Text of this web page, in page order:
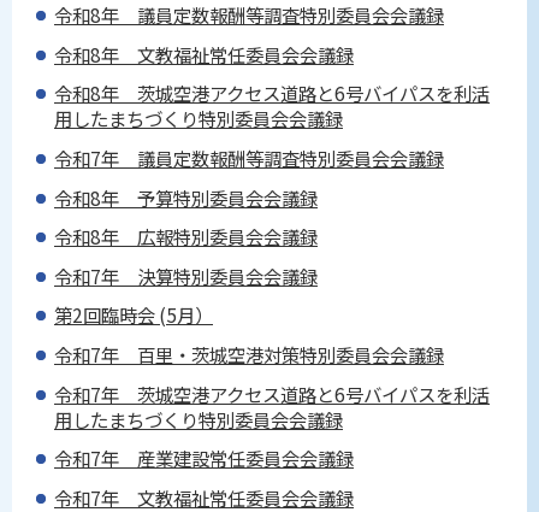
令和8年 議員定数報酬等調査特別委員会会議録
令和8年 文教福祉常任委員会会議録
令和8年 茨城空港アクセス道路と6号バイパスを利活
用したまちづくり特別委員会会議録
令和7年 議員定数報酬等調査特別委員会会議録
令和8年 予算特別委員会会議録
令和8年 広報特別委員会会議録
令和7年 決算特別委員会会議録
第2回臨時会 (5月）
令和7年 百里・茨城空港対策特別委員会会議録
令和7年 茨城空港アクセス道路と6号バイパスを利活
用したまちづくり特別委員会会議録
令和7年 産業建設常任委員会会議録
令和7年 文教福祉常任委員会会議録